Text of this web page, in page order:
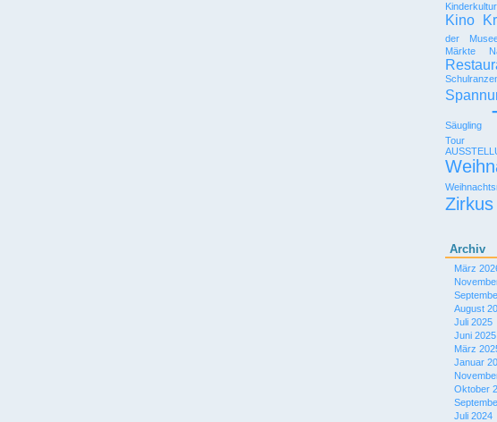
Kino
der
Märkte
Säugling
Tour
Zirkus
Archiv
März
August
Juli 2025
Juni 2025
März
Januar
Oktober
Juli 2024